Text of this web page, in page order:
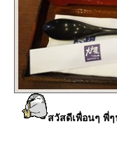
สวัสดีเพื่อนๆ พี่